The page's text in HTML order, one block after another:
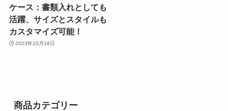
ケース：書類入れとしても
活躍、サイズとスタイルも
カスタマイズ可能！
2023年10月18日
商品カテゴリー